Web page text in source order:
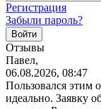
Регистрация
Забыли пароль?
Отзывы
Павел,
06.08.2026, 08:47
Пользовался этим
идеально. Заявку